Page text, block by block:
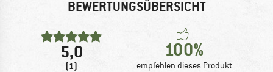
BEWERTUNGSÜBERSICHT
5,0
(1)
100%
empfehlen dieses Produkt